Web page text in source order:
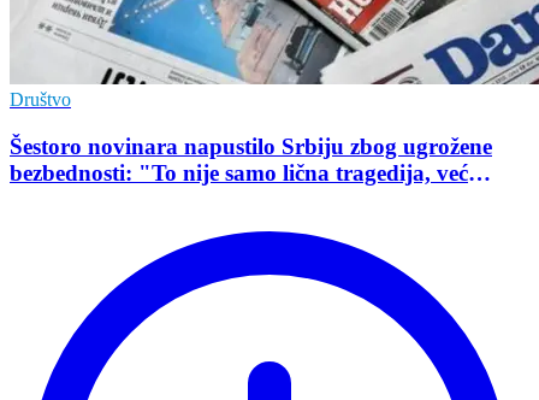
Društvo
Šestoro novinara napustilo Srbiju zbog ugrožene
bezbednosti: "To nije samo lična tragedija, već